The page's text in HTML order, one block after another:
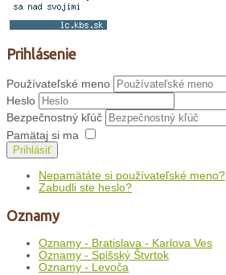
Prihlásenie
Používateľské meno
Heslo
Bezpečnostný kľúč
Pamätaj si ma
Prihlásiť
Nepamätáte si používateľské meno?
Zabudli ste heslo?
Oznamy
Oznamy - Bratislava - Karlova Ves
Oznamy - Spišský Štvrtok
Oznamy - Levoča